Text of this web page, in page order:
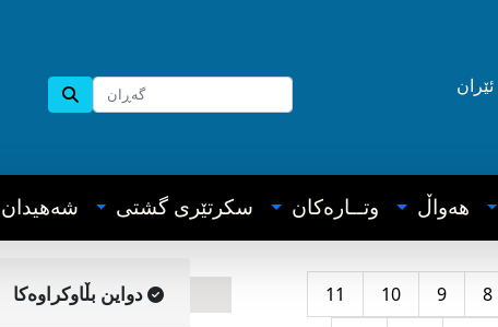
ئێران
هه‌واڵ وتــاره‌کان سکرتێری گشتی شه‌هیدان
8
9
10
11
دواین بڵاوکراوه‌کا